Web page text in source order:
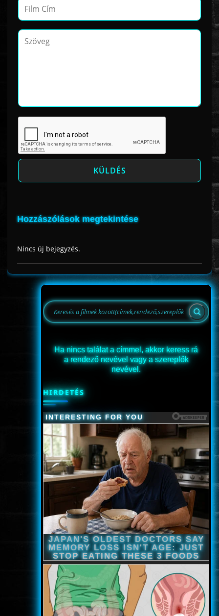
semmilyen jogsértő tartalmat. Minden adat külső forrásból származik |
Hozzászólások megtekintése
Nincs új bejegyzés.
Ha nincs találat a címmel, akkor keress rá
a rendező nevével vagy a szereplők
nevével.
HIRDETÉS